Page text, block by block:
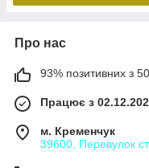
Про нас
93% позитивних з
Працює з
м. Кременчук
39600, Перевулок